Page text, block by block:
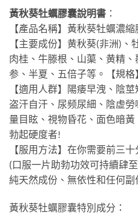
黃秋葵牡蠣膠囊說明書 ：
【產品名稱】黃秋葵牡蠣濃縮
【主要成份】黄秋葵(非洲)、
肉桂、牛滕根、山蕖、黄精
参、半夏、五倍子等。【規格
【適用人群】陽痿早洩、陰
盗汗自汗、尿频尿細、陰虚
量目眩、視物昏花、面色暗
勃起硬度者!
【服用方法】在你需要前三
(口服一片助勃功效可持續肆
純天然成份、無依性和任何副
黃秋葵牡蠣膠囊特別成分：